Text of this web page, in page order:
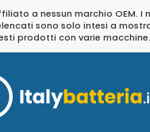
a nessun marchio OEM. I
sono solo intesi a
prodotti con varie macchine.